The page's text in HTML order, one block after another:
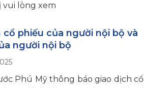
vui lòng xem
phiếu của người nội bộ và
người nội bộ
Phú Mỹ thông báo giao dịch cổ